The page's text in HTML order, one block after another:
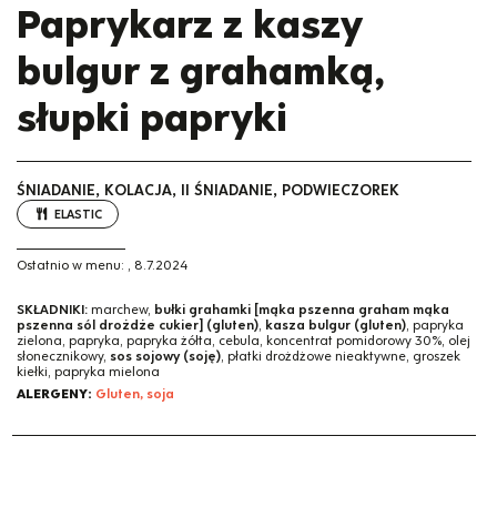
Paprykarz z kaszy
bulgur z grahamką,
słupki papryki
ŚNIADANIE, KOLACJA, II ŚNIADANIE, PODWIECZOREK
ELASTIC
Ostatnio w menu: , 8.7.2024
SKŁADNIKI: marchew, bułki grahamki [mąka pszenna graham mąka
pszenna sól drożdże cukier] (gluten), kasza bulgur (gluten), papryka
zielona, papryka, papryka żółta, cebula, koncentrat pomidorowy 30%, olej
słonecznikowy, sos sojowy (soję), płatki drożdżowe nieaktywne, groszek
kiełki, papryka mielona
ALERGENY: Gluten, soja